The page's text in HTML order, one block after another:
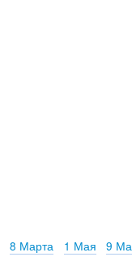
8 Марта 1 Мая
9